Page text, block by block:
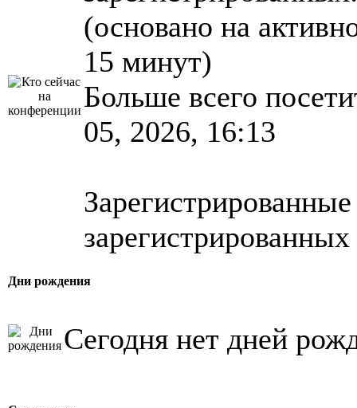
(основано на
15 минут)
Больше всего
05, 2026, 16:13
зарегистрированных
Дни рождения
Сегодня нет дней